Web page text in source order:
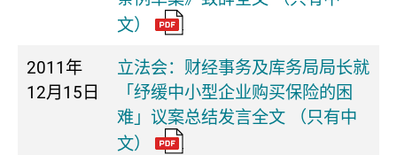
文）
2011年
12月15日
立法会：财经事务及库务局局长就
「纾缓中小型企业购买保险的困
难」议案总结发言全文 （只有中
文）